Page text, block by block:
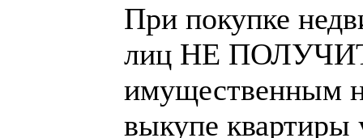
При покупке
лиц НЕ
имущественным
выкупе квартиры